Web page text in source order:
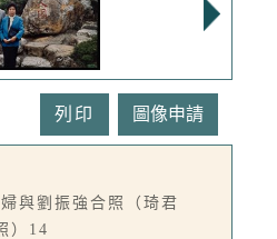
列印
與劉振強合照（琦君
）14